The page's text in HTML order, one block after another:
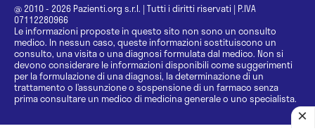
@ 2010 - 2026 Pazienti.org s.r.l. | Tutti i diritti riservati | P.IVA
07112280966
Le informazioni proposte in questo sito non sono un consulto
medico. In nessun caso, queste informazioni sostituiscono un
consulto, una visita o una diagnosi formulata dal medico. Non si
devono considerare le informazioni disponibili come suggerimenti
per la formulazione di una diagnosi, la determinazione di un
trattamento o l’assunzione o sospensione di un farmaco senza
prima consultare un medico di medicina generale o uno specialista.